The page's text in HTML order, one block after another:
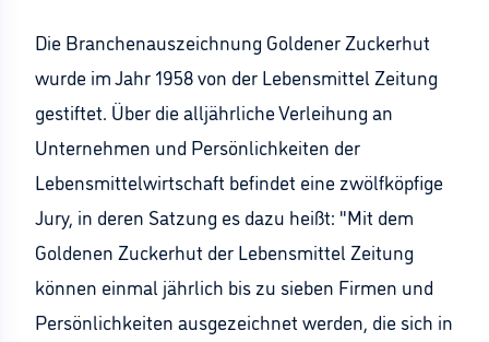
Die Branchenauszeichnung Goldener Zuckerhut
wurde im Jahr 1958 von der Lebensmittel Zeitung
gestiftet. Über die alljährliche Verleihung an
Unternehmen und Persönlichkeiten der
Lebensmittelwirtschaft befindet eine zwölfköpfige
Jury, in deren Satzung es dazu heißt: "Mit dem
Goldenen Zuckerhut der Lebensmittel Zeitung
können einmal jährlich bis zu sieben Firmen und
Persönlichkeiten ausgezeichnet werden, die sich in